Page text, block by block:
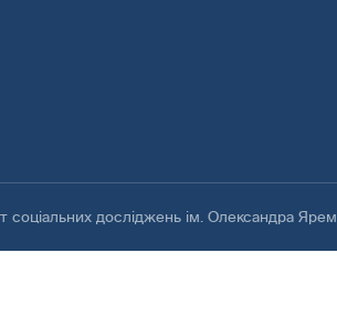
соціальних досліджень ім. Олександра